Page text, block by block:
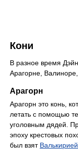
Кони
В разное время
Арагорне,
Арагорн
Арагорн это конь,
летать с помощью
уголовным дядей.
эпоху крестовых
был взят